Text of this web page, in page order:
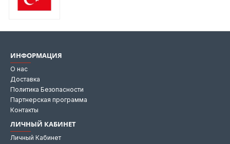
ИНФОРМАЦИЯ
О нас
Доставка
Политика Безопасности
Партнерская программа
Контакты
ЛИЧНЫЙ КАБИНЕТ
Личный Кабинет